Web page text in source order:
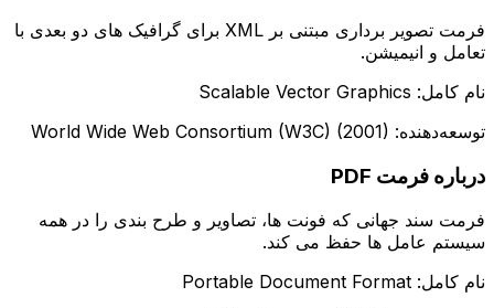
فرمت تصویر برداری مبتنی بر XML برای گرافیک های دو بعدی با
تعامل و انیمیشن.
نام کامل: Scalable Vector Graphics
توسعه‌دهنده: World Wide Web Consortium (W3C) (2001)
درباره فرمت PDF
فرمت سند جهانی که فونت ها، تصاویر و طرح بندی را در همه
سیستم عامل ها حفظ می کند.
نام کامل: Portable Document Format